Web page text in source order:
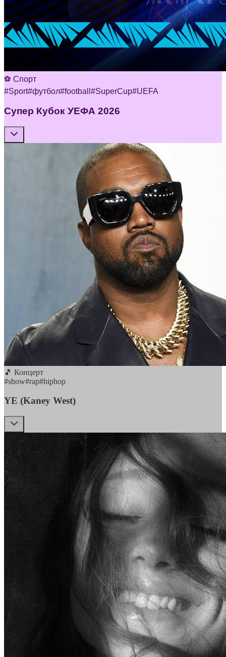
⚽ Спорт
#Sport#футбол#football #SuperCup#UEFA
Супер Кубок УЕФА 2026
🎵 Концерт
#show#rap#hiphop
YE (Kaney West)